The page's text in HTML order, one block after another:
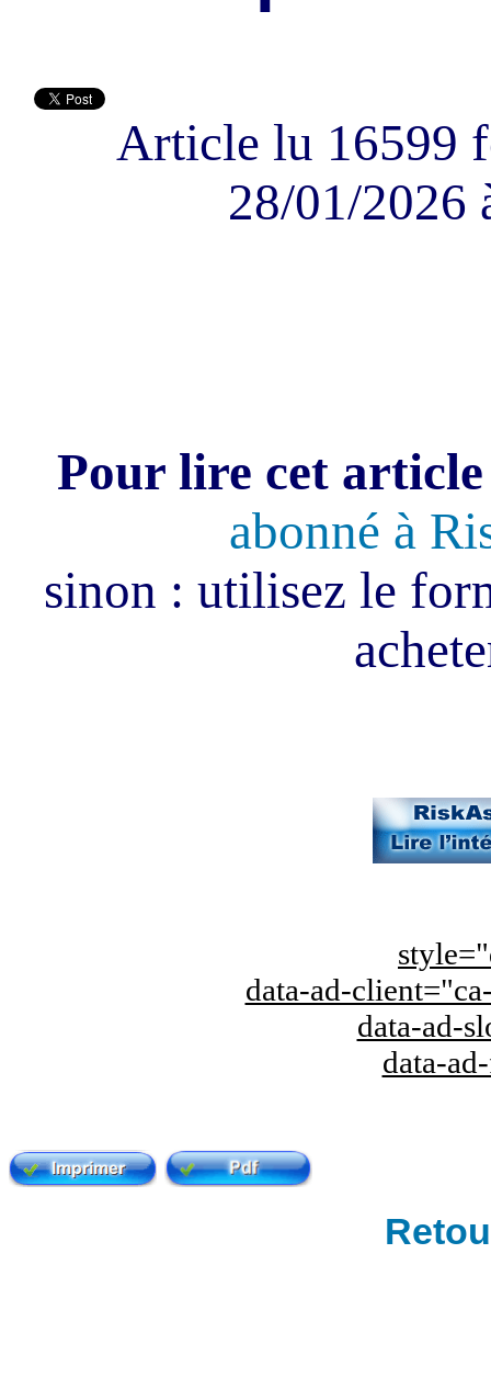
Article lu 16599
28/01/2026
Pour lire cet
abonné à
sinon : utilisez le
data-ad-
data-ad-
data-